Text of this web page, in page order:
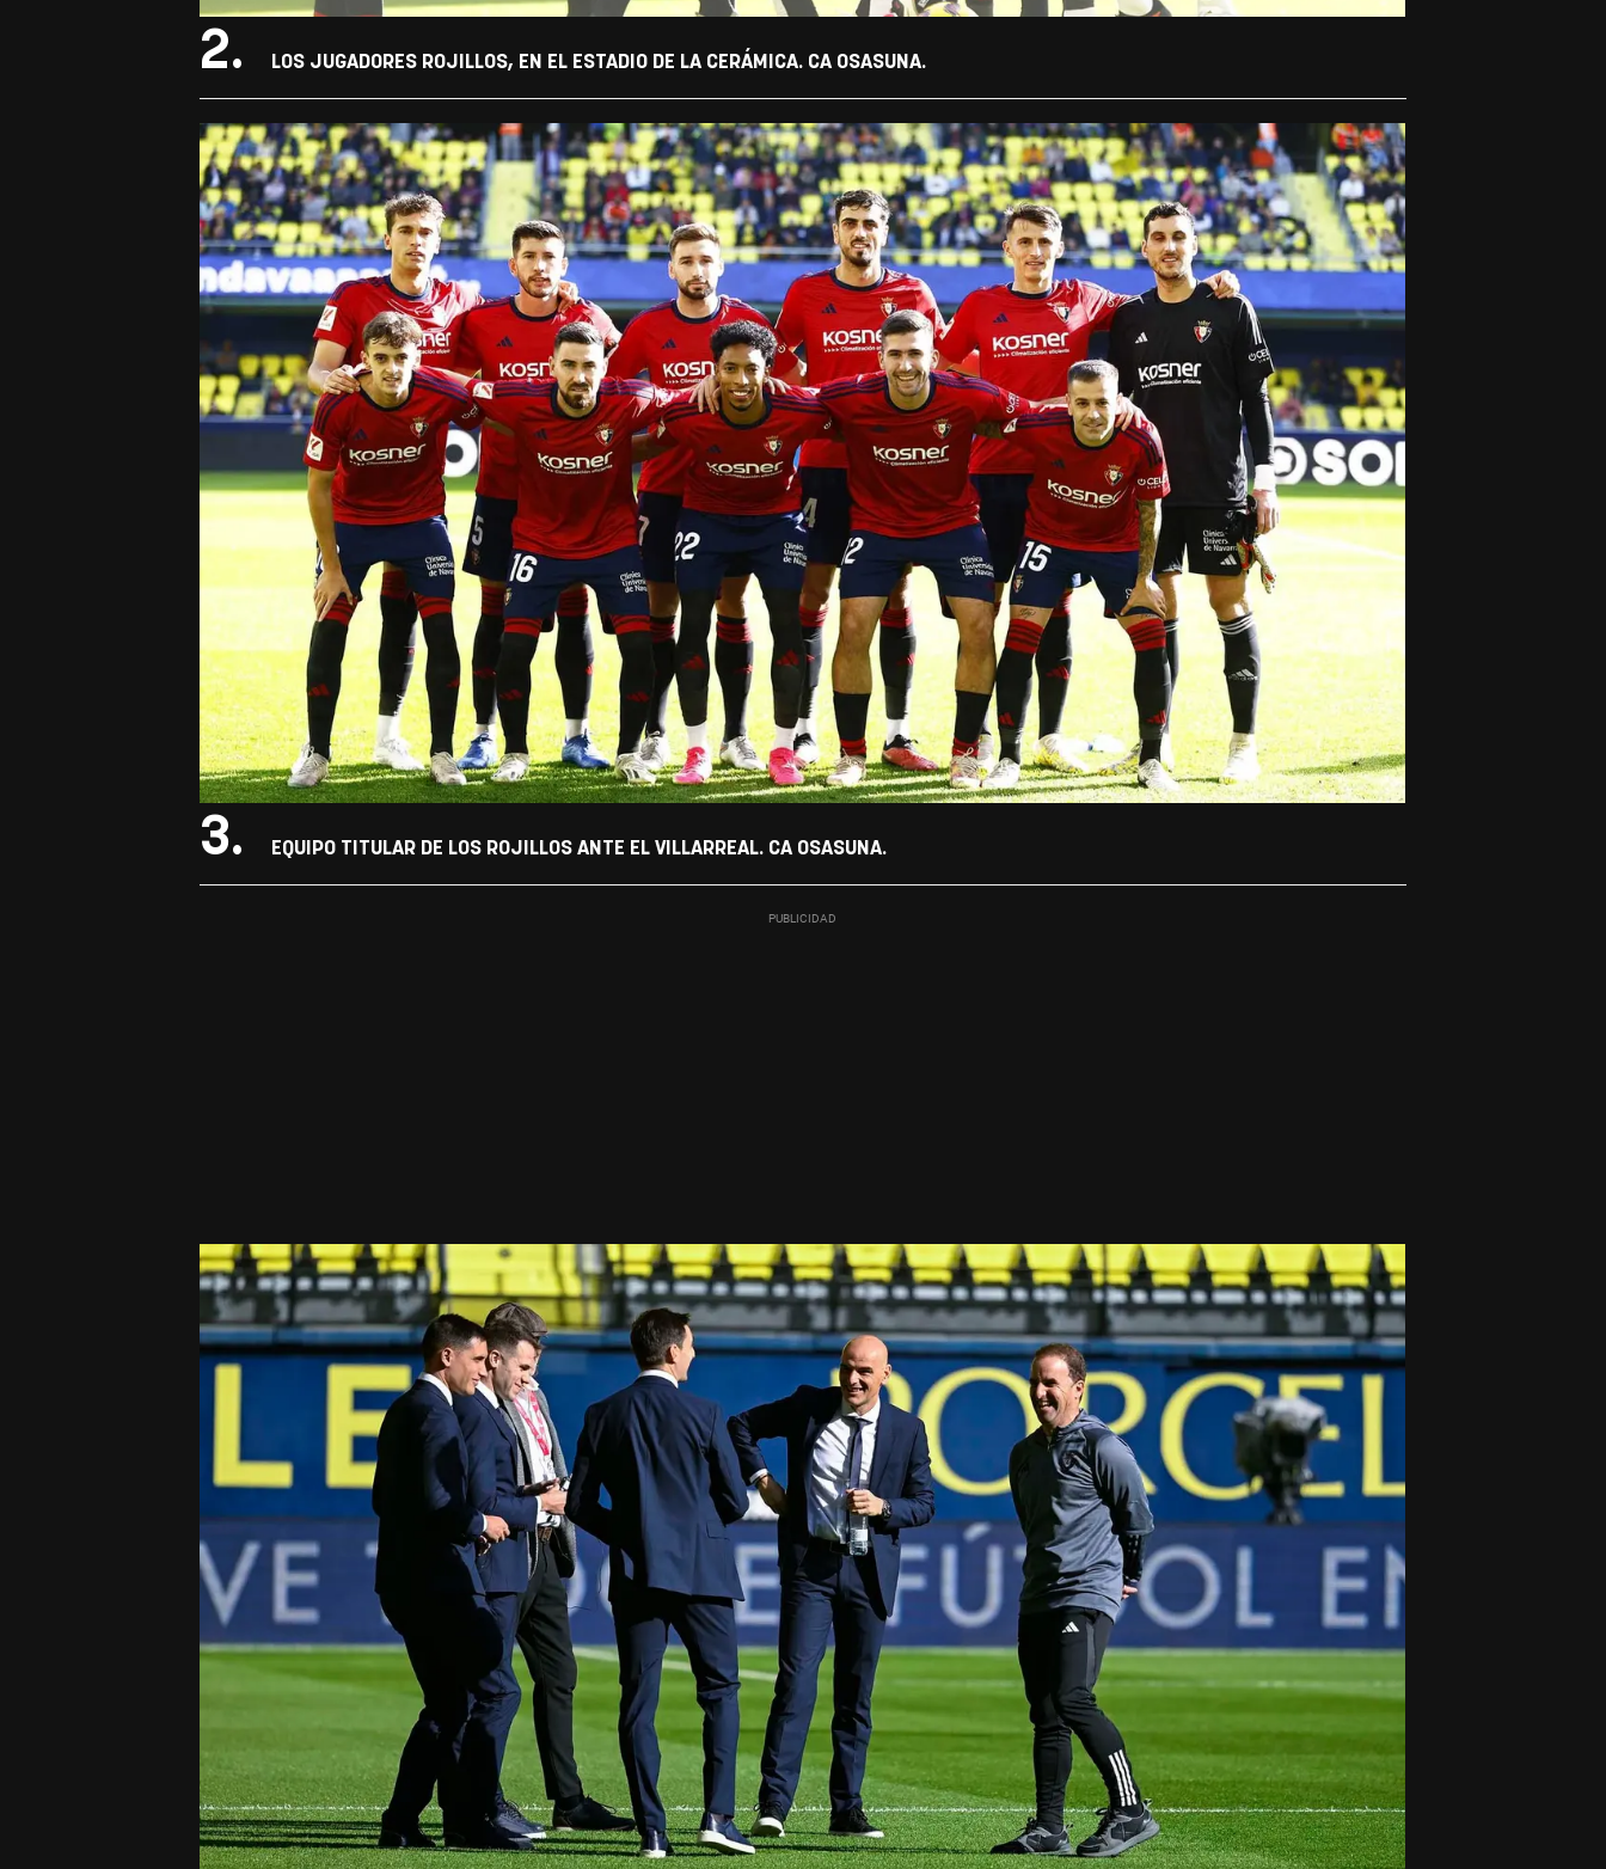
2. LOS JUGADORES ROJILLOS, EN EL ESTADIO DE LA CERÁMICA. CA OSASUNA.
3. EQUIPO TITULAR DE LOS ROJILLOS ANTE EL VILLARREAL. CA OSASUNA.